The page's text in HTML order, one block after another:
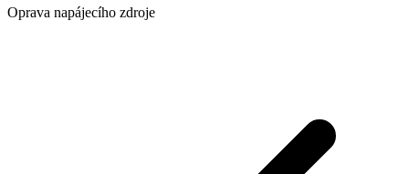
Oprava napájecího zdroje